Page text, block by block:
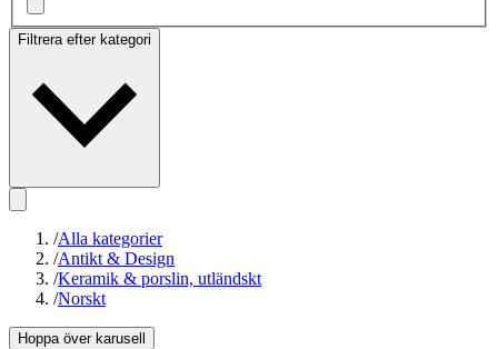
Filtrera efter kategori
/Alla kategorier
/Antikt & Design
/Keramik & porslin, utländskt
/Norskt
Hoppa över karusell